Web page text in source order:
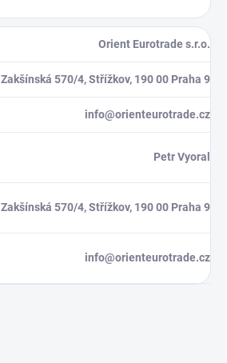
Orient Eurotrade s.r.o.
Zakšínská 570/4, Střížkov, 190 00 Praha 9
info@orienteurotrade.cz
Petr Vyoral
Zakšínská 570/4, Střížkov, 190 00 Praha 9
info@orienteurotrade.cz